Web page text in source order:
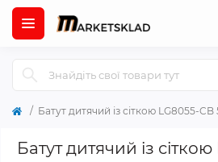
Батут дитячий із сіткою LG8055-CB
Батут дитячий із